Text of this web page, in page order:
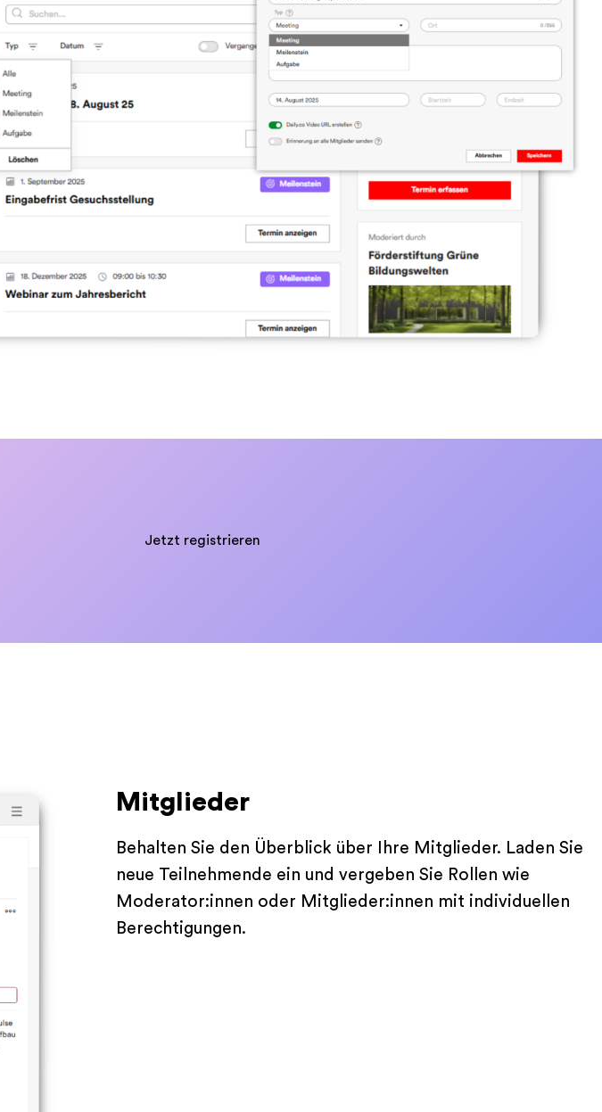
Jetzt registrieren
Mitglieder
Behalten Sie den Überblick über Ihre Mitglieder. Laden Sie
neue Teilnehmende ein und vergeben Sie Rollen wie
Moderator:innen oder Mitglieder:innen mit individuellen
Berechtigungen.